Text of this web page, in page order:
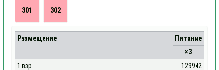
301 302
Размещение
Питание
×3
1 взр
129942